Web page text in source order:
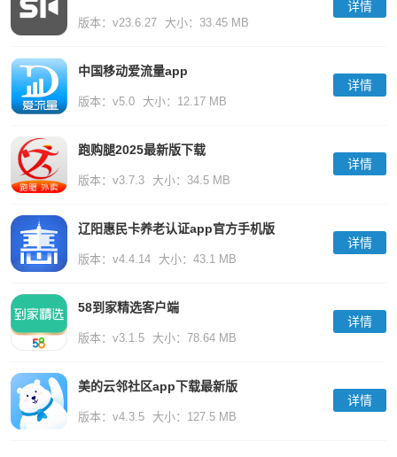
版本：v23.6.27 大小：33.45 MB
详情
中国移动爱流量app
版本：v5.0 大小：12.17 MB
详情
跑购腿2025最新版下载
版本：v3.7.3 大小：34.5 MB
详情
辽阳惠民卡养老认证app官方手机版
版本：v4.4.14 大小：43.1 MB
详情
58到家精选客户端
版本：v3.1.5 大小：78.64 MB
详情
美的云邻社区app下载最新版
版本：v4.3.5 大小：127.5 MB
详情